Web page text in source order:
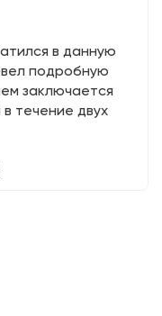
в данную
подробную
заключается
течение двух